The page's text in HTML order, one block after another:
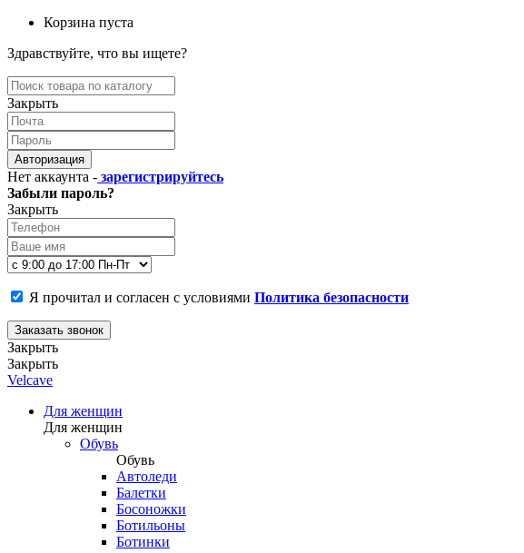
Корзина пуста
Здравствуйте, что вы ищете?
Закрыть
Авторизация
Нет аккаунта - зарегистрируйтесь
Забыли пароль?
Закрыть
Я прочитал и согласен с условиями Политика безопасности
Заказать звонок
Закрыть
Закрыть
Velcave
Для женщин
Для женщин
Обувь
Обувь
Автоледи
Балетки
Босоножки
Ботильоны
Ботинки